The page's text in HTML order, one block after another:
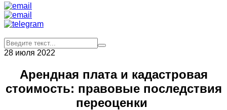
28 июля 2022
Арендная плата и кадастровая
стоимость: правовые последствия
переоценки